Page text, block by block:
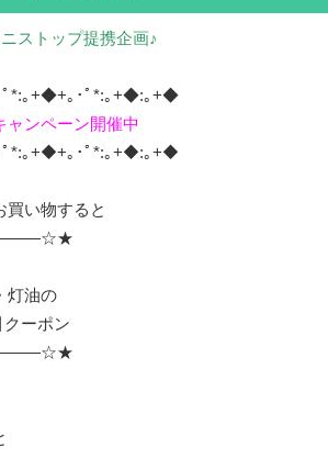
ストップ提携企画♪
*:｡+◆+｡･ﾟ*:｡+◆:｡+◆
ャンペーン開催中
*:｡+◆+｡･ﾟ*:｡+◆:｡+◆
買い物すると
灯油の
ーポン